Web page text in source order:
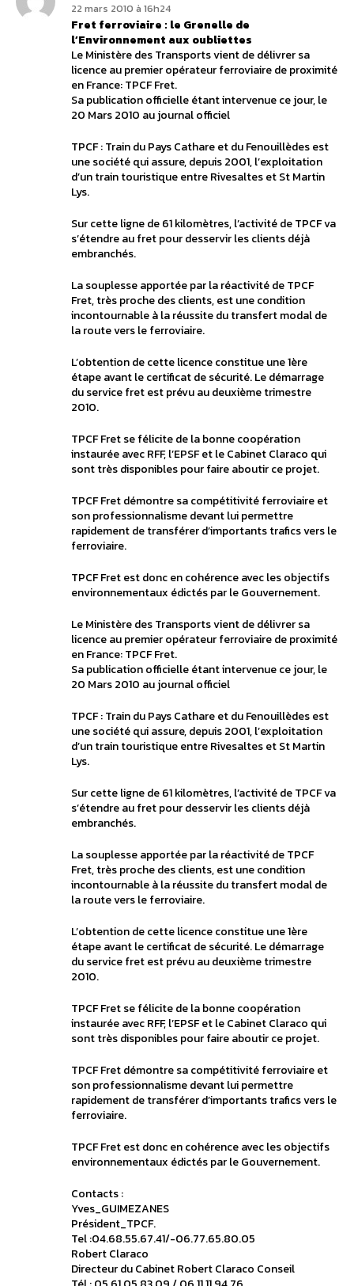
22 mars 2010 à 16h24
Fret ferroviaire : le Grenelle de
l’Environnement aux oubliettes
Le Ministère des Transports vient de délivrer sa
licence au premier opérateur ferroviaire de proximité
en France: TPCF Fret.
Sa publication officielle étant intervenue ce jour, le
20 Mars 2010 au journal officiel
TPCF : Train du Pays Cathare et du Fenouillèdes est
une société qui assure, depuis 2001, l’exploitation
d’un train touristique entre Rivesaltes et St Martin
Lys.
Sur cette ligne de 61 kilomètres, l’activité de TPCF va
s’étendre au fret pour desservir les clients déjà
embranchés.
La souplesse apportée par la réactivité de TPCF
Fret, très proche des clients, est une condition
incontournable à la réussite du transfert modal de
la route vers le ferroviaire.
L’obtention de cette licence constitue une 1ère
étape avant le certificat de sécurité. Le démarrage
du service fret est prévu au deuxième trimestre
2010.
TPCF Fret se félicite de la bonne coopération
instaurée avec RFF, l’EPSF et le Cabinet Claraco qui
sont très disponibles pour faire aboutir ce projet.
TPCF Fret démontre sa compétitivité ferroviaire et
son professionnalisme devant lui permettre
rapidement de transférer d’importants trafics vers le
ferroviaire.
TPCF Fret est donc en cohérence avec les objectifs
environnementaux édictés par le Gouvernement.
Le Ministère des Transports vient de délivrer sa
licence au premier opérateur ferroviaire de proximité
en France: TPCF Fret.
Sa publication officielle étant intervenue ce jour, le
20 Mars 2010 au journal officiel
TPCF : Train du Pays Cathare et du Fenouillèdes est
une société qui assure, depuis 2001, l’exploitation
d’un train touristique entre Rivesaltes et St Martin
Lys.
Sur cette ligne de 61 kilomètres, l’activité de TPCF va
s’étendre au fret pour desservir les clients déjà
embranchés.
La souplesse apportée par la réactivité de TPCF
Fret, très proche des clients, est une condition
incontournable à la réussite du transfert modal de
la route vers le ferroviaire.
L’obtention de cette licence constitue une 1ère
étape avant le certificat de sécurité. Le démarrage
du service fret est prévu au deuxième trimestre
2010.
TPCF Fret se félicite de la bonne coopération
instaurée avec RFF, l’EPSF et le Cabinet Claraco qui
sont très disponibles pour faire aboutir ce projet.
TPCF Fret démontre sa compétitivité ferroviaire et
son professionnalisme devant lui permettre
rapidement de transférer d’importants trafics vers le
ferroviaire.
TPCF Fret est donc en cohérence avec les objectifs
environnementaux édictés par le Gouvernement.
Contacts :
Yves_GUIMEZANES
Président_TPCF.
Tel :04.68.55.67.41/-06.77.65.80.05
Robert Claraco
Directeur du Cabinet Robert Claraco Conseil